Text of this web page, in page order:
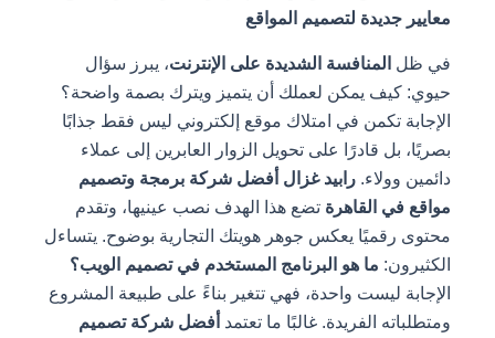
معايير جديدة لتصميم المواقع
في ظلالمنافسة الشديدة على الإنترنت، يبرز سؤال
حيوي: كيف يمكن لعملك أن يتميز ويترك بصمة واضحة؟
الإجابة تكمن في امتلاك موقع إلكتروني ليس فقط جذابًا
بصريًا، بل قادرًا على تحويل الزوار العابرين إلى عملاء
دائمين وولاء.رابيد غزال أفضل شركة برمجة وتصميم
مواقع في القاهرةتضع هذا الهدف نصب عينيها، وتقدم
محتوى رقميًا يعكس جوهر هويتك التجارية بوضوح. يتساءل
الكثيرون:ما هو البرنامج المستخدم في تصميم الويب؟
الإجابة ليست واحدة، فهي تتغير بناءً على طبيعة المشروع
ومتطلباته الفريدة. غالبًا ما تعتمدأفضل شركة تصميم